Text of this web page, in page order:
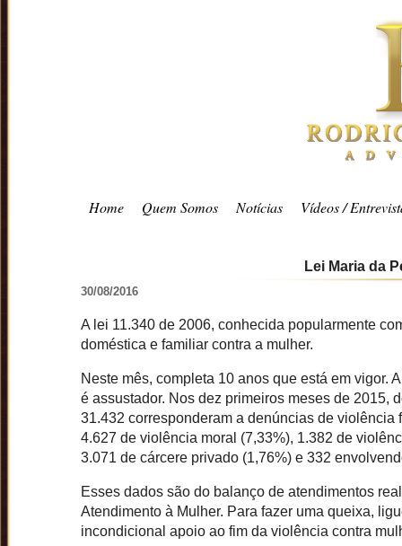
Home Quem Somos Notícias Vídeos /
Lei Maria da
30/08/2016
A lei 11.340 de 2006, conhecida popularmente
doméstica e familiar contra a mulher.
Neste mês, completa 10 anos que está em vigor.
é assustador. Nos dez primeiros meses de 2015,
31.432 corresponderam a denúncias de
4.627 de violência moral (7,33%), 1.382 de
3.071 de cárcere privado (1,76%) e 332
Esses dados são do balanço de atendimentos
Atendimento à Mulher. Para fazer uma queixa,
incondicional apoio ao fim da violência contra